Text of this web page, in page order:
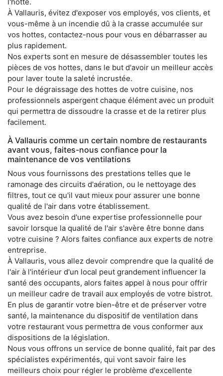
l'hotte.
À Vallauris, évitez d'exposer vos employés, vos clients, et
vous-même à un incendie dû à la crasse accumulée sur
vos hottes, contactez-nous pour vous en débarrasser au
plus rapidement.
Nos experts sont en mesure de désassembler toutes les
pièces de vos hottes, dans le but d'avoir un meilleur accès
pour laver toute la saleté incrustée.
Pour le dégraissage des hottes de votre cuisine, nos
professionnels aspergent chaque élément avec un produit
qui permettra de dissoudre la crasse et de la retirer plus
facilement.
À Vallauris comme un certain nombre de restaurants
avant vous, faites-nous confiance pour la
maintenance de vos ventilations
Nous vous fournissons des prestations telles que le
ramonage des circuits d'aération, ou le nettoyage des
filtres, tout ce qu'il vaut mieux pour assurer une bonne
qualité de l'air dans votre établissement.
Vous avez besoin d'une expertise professionnelle pour
savoir lorsque la qualité de l'air s'avère être bonne dans
votre cuisine ? Alors faites confiance aux experts de notre
entreprise.
À Vallauris, vous allez devoir comprendre que la qualité de
l'air à l'intérieur d'un local peut grandement influencer la
santé des occupants, alors faites appel à nous pour offrir
un meilleur cadre de travail aux employés de votre bistrot.
En plus de garantir votre bien-être et de préserver votre
santé, la maintenance du dispositif de ventilation dans
votre restaurant vous permettra de vous conformer aux
dispositions de la législation.
Nous vous offrons un service de bonne qualité, fait par des
spécialistes expérimentés, qui vont savoir faire les
meilleurs choix pour régler le problème d'excellente